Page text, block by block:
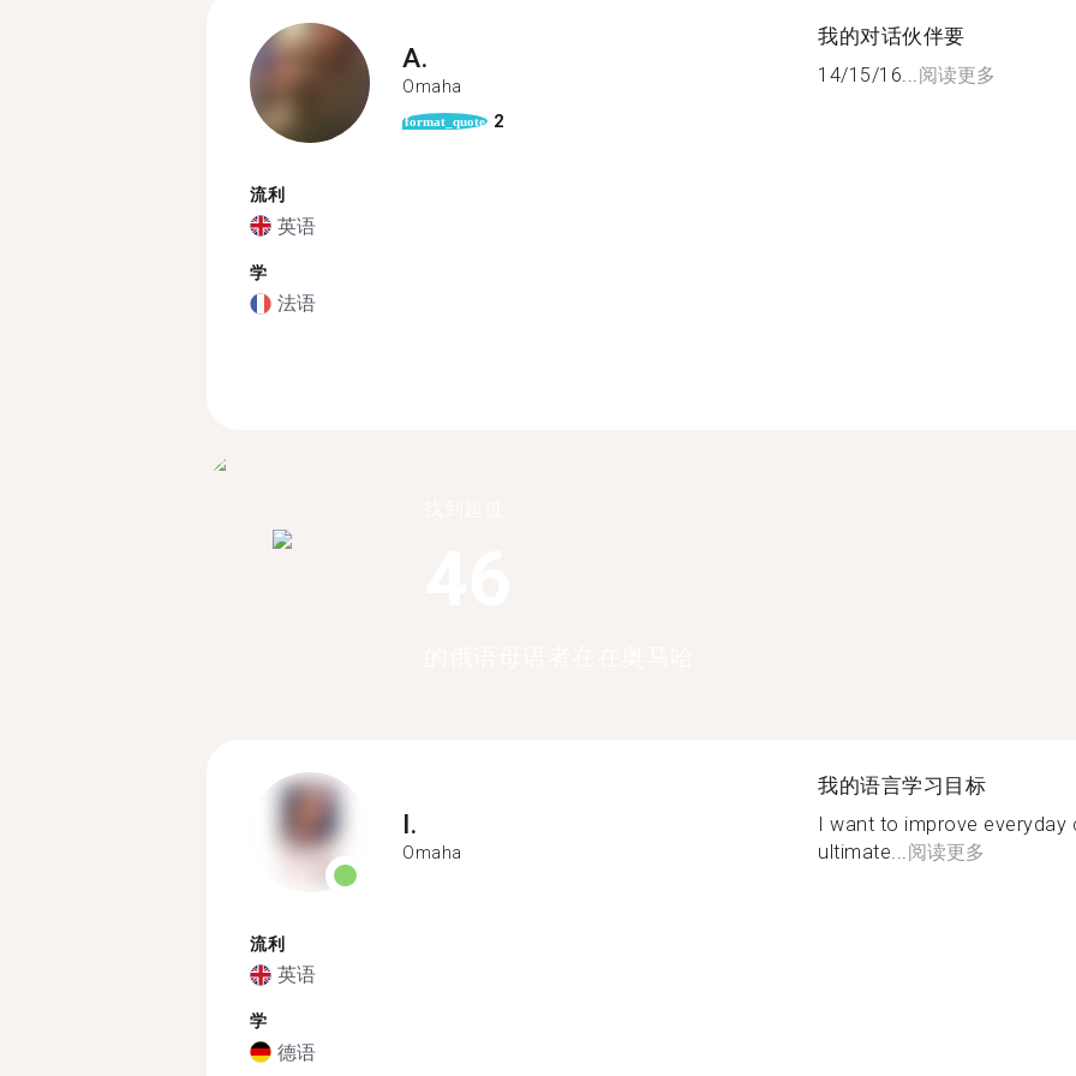
A.
Omaha
format_quote 2
流利
英语
学
法语
我的对话伙伴要
14/15/16...阅读更多
I.
Omaha
流利
英语
学
德语
我的语言学习目标
I want to improve
ultimate... 阅读更多